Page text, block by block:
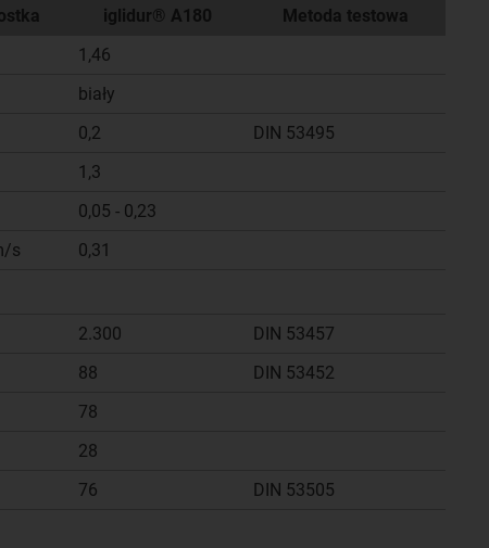
iglidur® A180
Metoda testowa
1,46
biały
0,2
DIN 53495
1,3
0,05 - 0,23
s
0,31
2.300
DIN 53457
88
DIN 53452
78
28
76
DIN 53505